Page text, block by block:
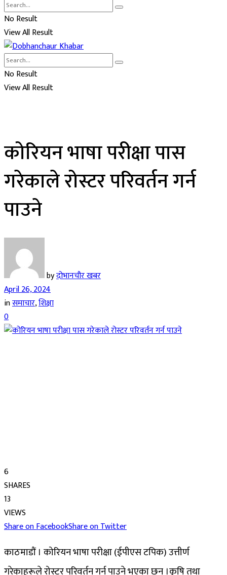
No Result
View All Result
No Result
View All Result
कोरियन भाषा परीक्षा पास
गरेकाले रोस्टर परिवर्तन गर्न
पाउने
byदोभानचौर खबर
April 26, 2024
inसमाचार,शिक्षा
0
6
SHARES
13
VIEWS
Share on FacebookShare on Twitter
काठमाडौं । कोरियन भाषा परीक्षा (ईपीएस टपिक) उत्तीर्ण
गरेकाहरूले रोस्टर परिवर्तन गर्न पाउने भएका छन् ।कृषि तथा